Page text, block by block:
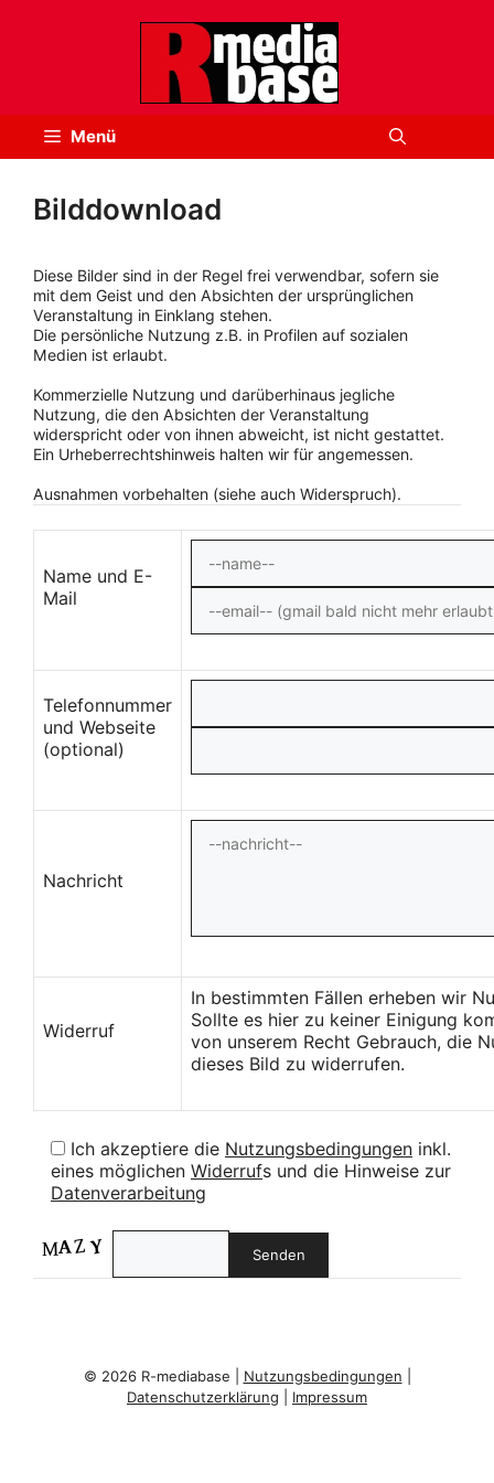
Menü
Bilddownload
Diese Bilder sind in der Regel frei verwendbar, sofern sie
mit dem Geist und den Absichten der ursprünglichen
Veranstaltung in Einklang stehen.
Die persönliche Nutzung z.B. in Profilen auf sozialen
Medien ist erlaubt.
Kommerzielle Nutzung und darüberhinaus jegliche
Nutzung, die den Absichten der Veranstaltung
widerspricht oder von ihnen abweicht, ist nicht gestattet.
Ein Urheberrechtshinweis halten wir für angemessen.
Ausnahmen vorbehalten (siehe auch Widerspruch).
Name und E-
Mail
Telefonnummer
und Webseite
(optional)
Nachricht
Widerruf
In bestimmten Fällen erheben wir
Sollte es hier zu keiner Einigung
von unserem Recht Gebrauch, die
dieses Bild zu widerrufen.
Ich akzeptiere die Nutzungsbedingungen inkl.
eines möglichen Widerrufs und die Hinweise zur
Datenverarbeitung
© 2026 R-mediabase | Nutzungsbedingungen
Datenschutzerklärung
Impressum